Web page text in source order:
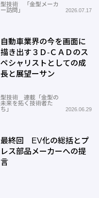
型技術 「金型メーカ
ー訪問」
2026.07.17
自動車業界の今を画面に
描き出す３Ｄ-ＣＡＤのス
ペシャリストとしての成
長と展望ーサン
型技術 連載「金型の
未来を拓く技術者た
ち」
2026.06.29
最終回 EV化の総括とプ
レス部品メーカーへの提
言